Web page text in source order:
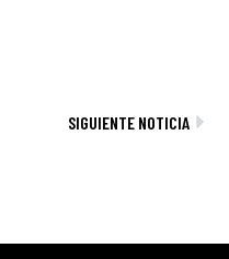
SIGUIENTE NOTICIA